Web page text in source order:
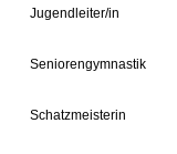
Jugendleiter/in
Seniorengymnastik
Schatzmeisterin